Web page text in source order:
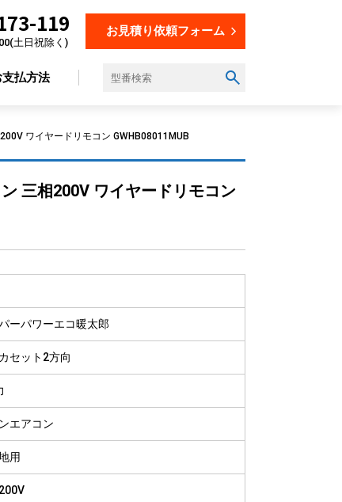
119
土日祝除く)
お見積り依頼フォーム
飲食店
美容・理容室
工場
倉庫
病院
支払方法
ワイヤードリモコン GWHB08011MUB
三相200V ワイヤードリモコン
ーパワーエコ暖太郎
セット2方向
エアコン
用